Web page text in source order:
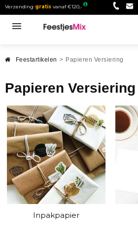
Verzending gratis vanaf €120,-
Feestartikelen > Papieren Versiering
Papieren Versiering
Inpakpapier